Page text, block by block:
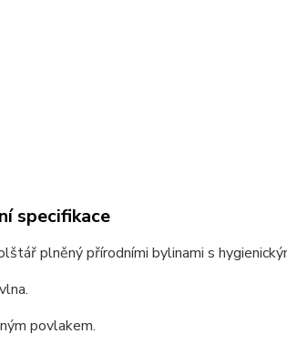
specifikace
plněný přírodními bylinami s
povlakem.